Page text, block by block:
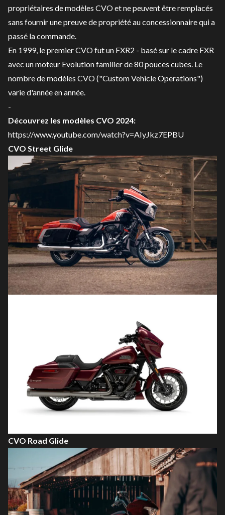
propriétaires de modèles CVO et ne peuvent être remplacés
sans fournir une preuve de propriété au concessionnaire qui a
passé la commande.
En 1999, le premier CVO fut un FXR2 - basé sur le cadre FXR
avec un moteur Evolution familier de 80 pouces cubes. Le
nombre de modèles CVO ("Custom Vehicle Operations")
varie d'année en année.
-
Découvrez les modèles CVO 2024:
https://www.youtube.com/watch?v=AIyJkz7EPBU
CVO Street Glide
CVO Road Glide